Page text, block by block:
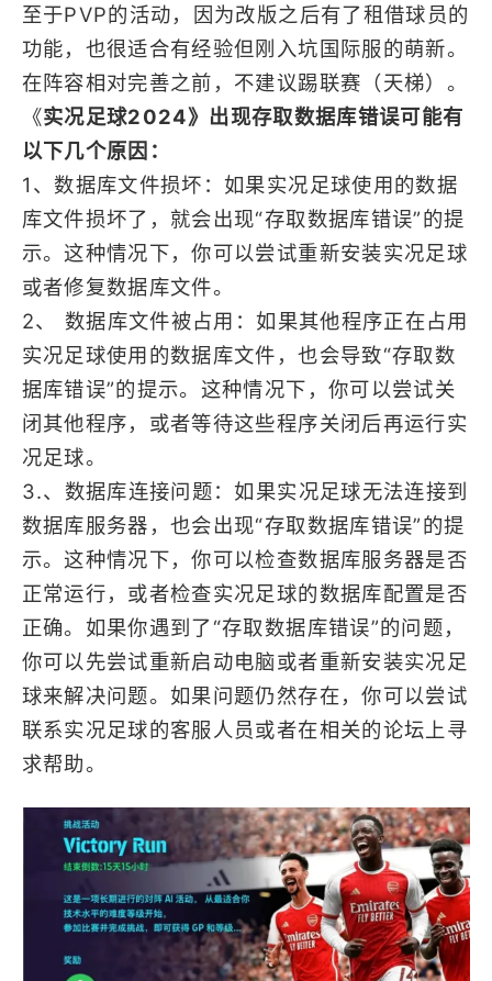
至于PVP的活动，因为改版之后有了租借球员的
功能，也很适合有经验但刚入坑国际服的萌新。
在阵容相对完善之前，不建议踢联赛（天梯）。
《实况足球2024》出现存取数据库错误可能有
以下几个原因：
1、数据库文件损坏：如果实况足球使用的数据
库文件损坏了，就会出现“存取数据库错误”的提
示。这种情况下，你可以尝试重新安装实况足球
或者修复数据库文件。
2、 数据库文件被占用：如果其他程序正在占用
实况足球使用的数据库文件，也会导致“存取数
据库错误”的提示。这种情况下，你可以尝试关
闭其他程序，或者等待这些程序关闭后再运行实
况足球。
3.、数据库连接问题：如果实况足球无法连接到
数据库服务器，也会出现“存取数据库错误”的提
示。这种情况下，你可以检查数据库服务器是否
正常运行，或者检查实况足球的数据库配置是否
正确。如果你遇到了“存取数据库错误”的问题，
你可以先尝试重新启动电脑或者重新安装实况足
球来解决问题。如果问题仍然存在，你可以尝试
联系实况足球的客服人员或者在相关的论坛上寻
求帮助。